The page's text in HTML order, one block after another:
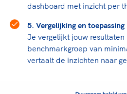
dashboard met inzicht per
5. Vergelijking en toepassing
Je vergelijkt jouw resultaten
benchmarkgroep van
vertaalt de inzichten naar